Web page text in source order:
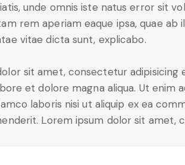
unde omnis iste natus error sit
rem aperiam eaque ipsa, quae ab
vitae dicta sunt, explicabo.
sit amet, consectetur adipisicing
et dolore magna aliqua. Ut enim
laboris nisi ut aliquip ex ea
Lorem ipsum dolor sit amet,